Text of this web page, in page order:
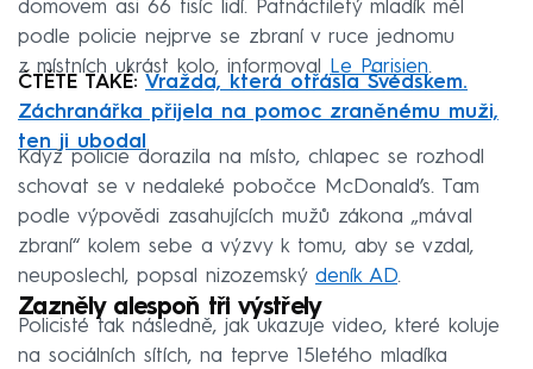
domovem asi 66 tisíc lidí. Patnáctiletý mladík měl
podle policie nejprve se zbraní v ruce jednomu
z místních ukrást kolo, informoval
Le Parisien.
ČTĚTE TAKÉ: Vražda, která otřásla Švédskem.
Záchranářka přijela na pomoc zraněnému muži,
ten ji ubodal
Když policie dorazila na místo, chlapec se rozhodl
schovat se v nedaleké pobočce McDonald’s. Tam
podle výpovědi zasahujících mužů zákona „mával
zbraní“ kolem sebe a výzvy k tomu, aby se vzdal,
neuposlechl, popsal nizozemský deník AD.
Zazněly alespoň tři výstřely
Policisté tak následně, jak ukazuje video, které koluje
na sociálních sítích, na teprve 15letého mladíka